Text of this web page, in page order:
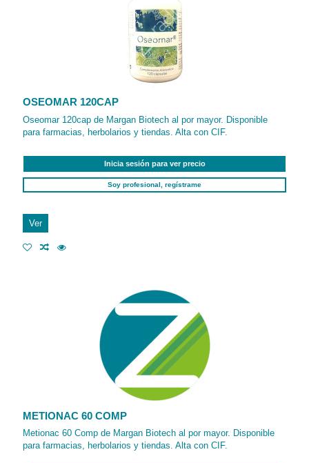
OSEOMAR 120CAP
Oseomar 120cap de Margan Biotech al por mayor. Disponible
para farmacias, herbolarios y tiendas. Alta con CIF.
Inicia sesión para ver precio
Soy profesional, regístrame
Ver
METIONAC 60 COMP
Metionac 60 Comp de Margan Biotech al por mayor. Disponible
para farmacias, herbolarios y tiendas. Alta con CIF.